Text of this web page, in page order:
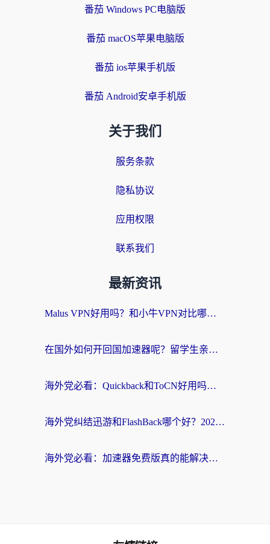
番茄 Windows PC电脑版
番茄 macOS苹果电脑版
番茄 ios苹果手机版
番茄 Android安卓手机版
关于我们
服务条款
隐私协议
应用权限
联系我们
最新资讯
Malus VPN好用吗？和小牛VPN对比哪个回国效果更好？海外党亲测实用指南
在国外如何开回国加速器呢？留学生亲测的无缝访问国内资源指南
海外党必看：Quickback和ToCN好用吗？3分钟选对回国加速器的实用指南
海外党纠结迅游和FlashBack哪个好？2026实用指南教你选对回国加速器
海外党必看：加速器免费版真的能解决回国访问难题吗？附实用选择指南